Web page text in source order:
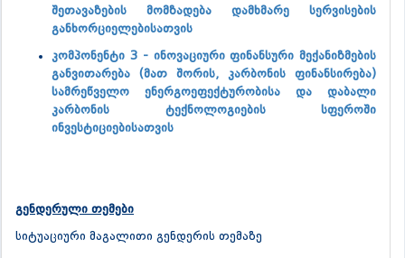
შეთავაზების მომზადება დამხმარე სერვისების
განხორციელებისათვის
კომპონენტი 3 - ინოვაციური ფინანსური მექანიზმების
განვითარება (მათ შორის, კარბონის ფინანსირება)
სამრეწველო ენერგოეფექტურობისა და დაბალი
კარბონის ტექნოლოგიების სფეროში
ინვესტიციებისათვის
გენდერული თემები
სიტუაციური მაგალითი გენდერის თემაზე